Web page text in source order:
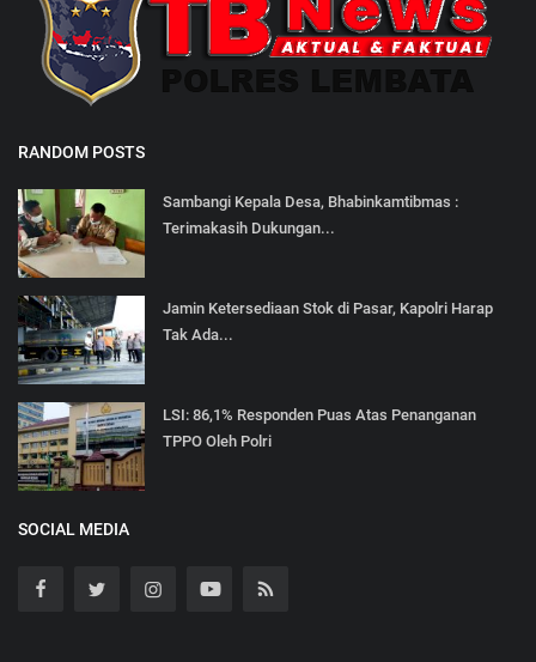
RANDOM POSTS
Sambangi Kepala Desa, Bhabinkamtibmas :
Terimakasih Dukungan...
Jamin Ketersediaan Stok di Pasar, Kapolri Harap
Tak Ada...
LSI: 86,1% Responden Puas Atas Penanganan
TPPO Oleh Polri
SOCIAL MEDIA